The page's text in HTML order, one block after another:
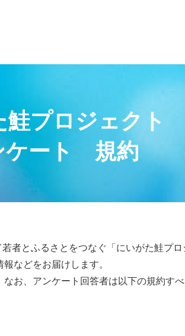
プロジェクト
ケート 規約
者とふるさとをつなぐ「にいがた鮭プ
などをお届けします。
お、アンケート回答者は以下の規約す